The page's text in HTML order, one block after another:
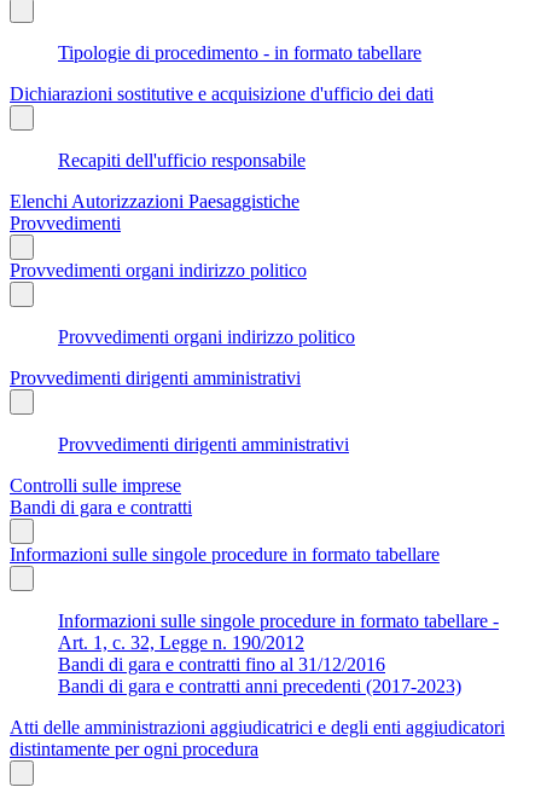
Tipologie di procedimento - in formato tabellare
Dichiarazioni sostitutive e acquisizione d'ufficio dei dati
Recapiti dell'ufficio responsabile
Elenchi Autorizzazioni Paesaggistiche
Provvedimenti
Provvedimenti organi indirizzo politico
Provvedimenti organi indirizzo politico
Provvedimenti dirigenti amministrativi
Provvedimenti dirigenti amministrativi
Controlli sulle imprese
Bandi di gara e contratti
Informazioni sulle singole procedure in formato tabellare
Informazioni sulle singole procedure in formato tabellare -
Art. 1, c. 32, Legge n. 190/2012
Bandi di gara e contratti fino al 31/12/2016
Bandi di gara e contratti anni precedenti (2017-2023)
Atti delle amministrazioni aggiudicatrici e degli enti aggiudicatori
distintamente per ogni procedura